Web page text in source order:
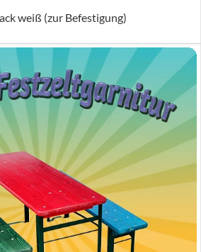
weiß (zur Befestigung)